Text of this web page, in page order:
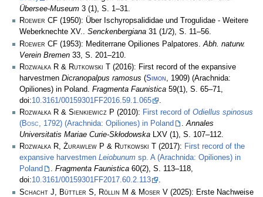
Übersee-Museum 3 (1), S. 1–31.
Roewer CF (1950): Über Ischyropsalididae und Trogulidae - Weitere
Weberknechte XV.. Senckenbergiana 31 (1/2), S. 11–56.
Roewer CF (1953): Mediterrane Opiliones Palpatores. Abh. naturw.
Verein Bremen 33, S. 201–210.
Rozwałka R & Rutkowski T (2016): First record of the expansive
harvestmen Dicranopalpus ramosus (Simon, 1909) (Arachnida:
Opiliones) in Poland. Fragmenta Faunistica 59(1), S. 65–71,
doi:10.3161/00159301FF2016.59.1.065
.
Rozwałka R & Sienkiewicz P (2010): First record of Odiellus spinosus
(Bosc, 1792) (Arachnida: Opiliones) in Poland .Annales
Universitatis Mariae Curie-Skłodowska LXV (1), S. 107–112.
Rozwałka R, Żurawlew P & Rutkowski T
(2017): First record of the
expansive harvestmen Leiobunum sp. A (Arachnida: Opiliones) in
Poland
. Fragmenta Faunistica 60(2), S. 113–118,
doi:10.3161/00159301FF2017.60.2.113
.
Schacht J, Büttler S, Röllin M & Moser V (2025): Erste Nachweise